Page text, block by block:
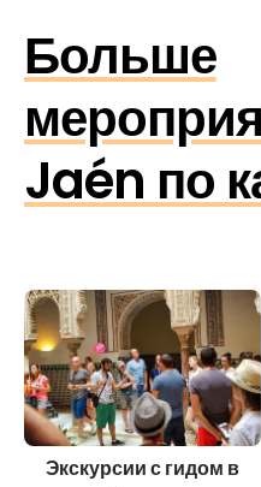
Больше
Jaén по
Экскурсии с гидом в